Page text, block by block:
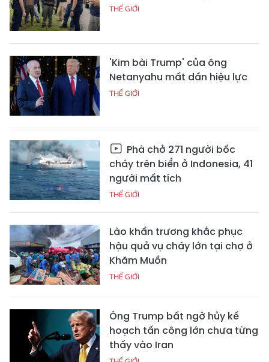
THẾ GIỚI
'Kim bài Trump' của ông
Netanyahu mất dần hiệu lực
THẾ GIỚI
Phà chở 271 người bốc
cháy trên biển ở Indonesia, 41
người mất tích
THẾ GIỚI
Lào khẩn trương khắc phục
hậu quả vụ cháy lớn tại chợ ở
Khăm Muồn
THẾ GIỚI
Ông Trump bất ngờ hủy kế
hoạch tấn công lớn chưa từng
thấy vào Iran